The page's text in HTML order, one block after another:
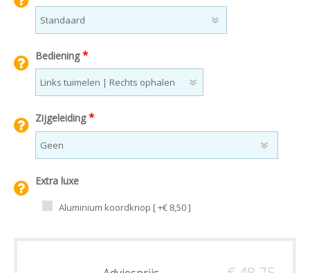
Bediening*
Zijgeleiding*
Extra luxe
Aluminium koordknop [ +€ 8,50 ]